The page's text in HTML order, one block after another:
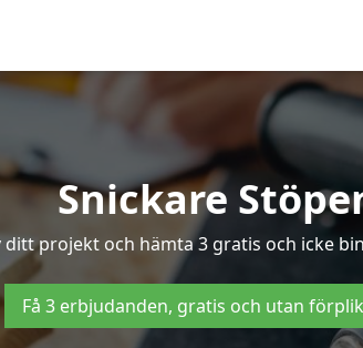
Snickare
projekt och hämta 3 gratis och icke
Få 3 erbjudanden, gratis och utan